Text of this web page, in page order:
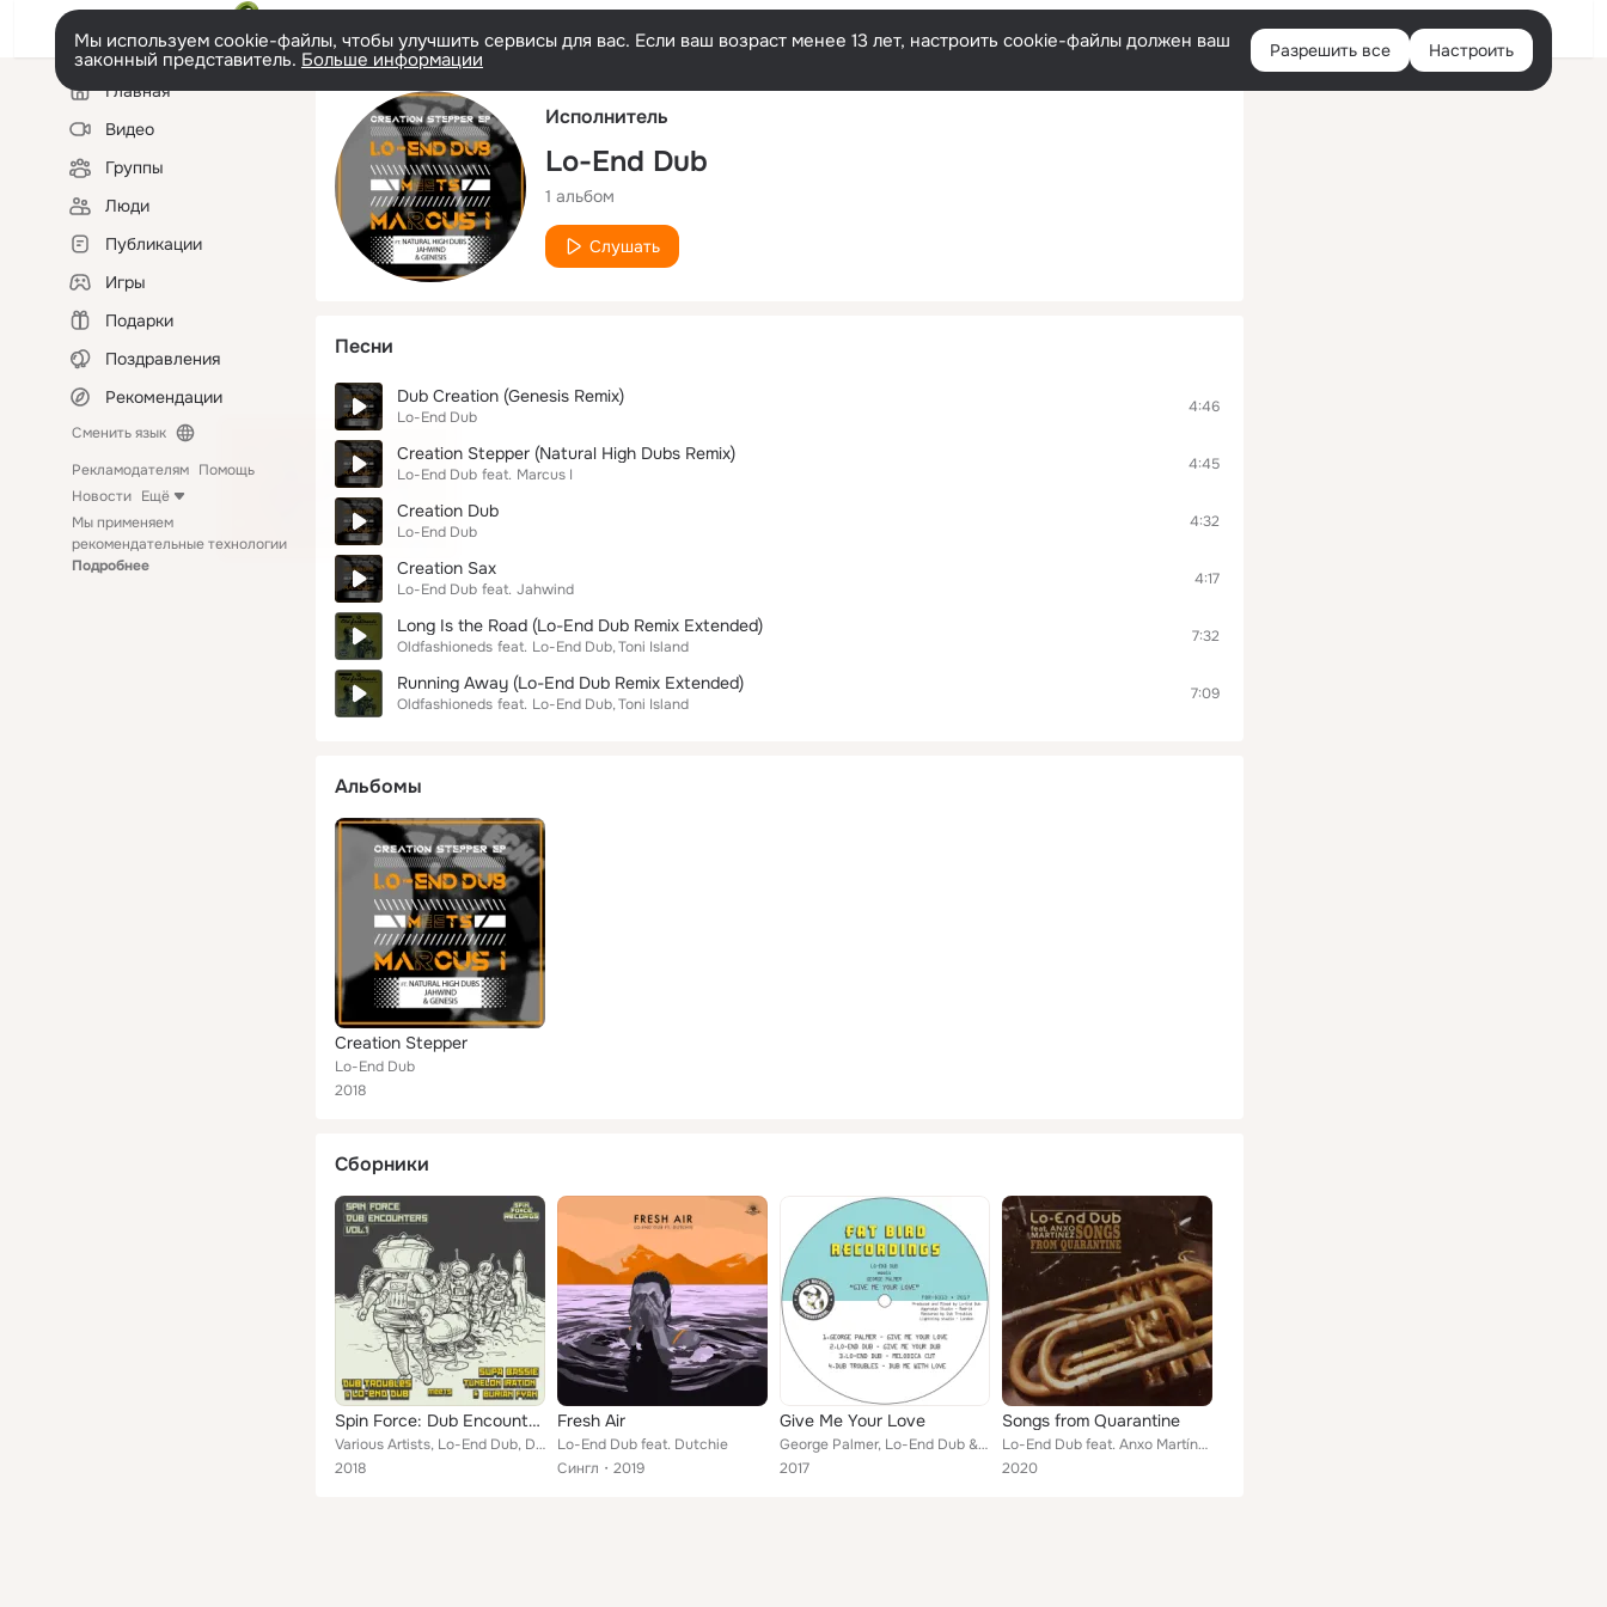
Русский Войти
Мы используем cookie-файлы, чтобы улучшить сервисы для вас. Если ваш возраст менее 13 лет, настроить cookie-файлы должен ваш
законный представитель. Больше информации Разрешить все Настроить
Левая
колонкаГлавная
Видео
Группы
Люди
Публикации
Игры
Подарки
Поздравления
Рекомендации
Сменить язык
Рекламодателям Помощь
Новости Ещё
Мы применяем
рекомендательные технологии
Подробнее
Исполнитель
Lo-End Dub
1 альбом
Слушать
Песни
Dub Creation (Genesis Remix)
Lo-End Dub
4:46
Creation Stepper (Natural High Dubs Remix)
Lo-End Dub feat. Marcus I
4:45
Creation Dub
Lo-End Dub
4:32
Creation Sax
Lo-End Dub feat. Jahwind
4:17
Long Is the Road (Lo-End Dub Remix Extended)
Oldfashioneds feat. Lo-End Dub Toni Island
7:32
Running Away (Lo-End Dub Remix Extended)
Oldfashioneds feat. Lo-End Dub Toni Island
7:09
Альбомы
Creation Stepper
Lo-End Dub
2018
Сборники
Spin Force: Dub Encounters, Vol. 1
Various Artists, Lo-End Dub, Dub Troubles, Supa Bassie feat. Dub Troubles, Tunelon Iration & Burian Fyah feat. Lo-End Dub
2018
Fresh Air
Lo-End Dub feat. Dutchie
Сингл
2019
Give Me Your Love
George Palmer, Lo-End Dub & Dub Troubles
2017
Songs from Quarantine
Lo-End Dub feat. Anxo Martínez
2020